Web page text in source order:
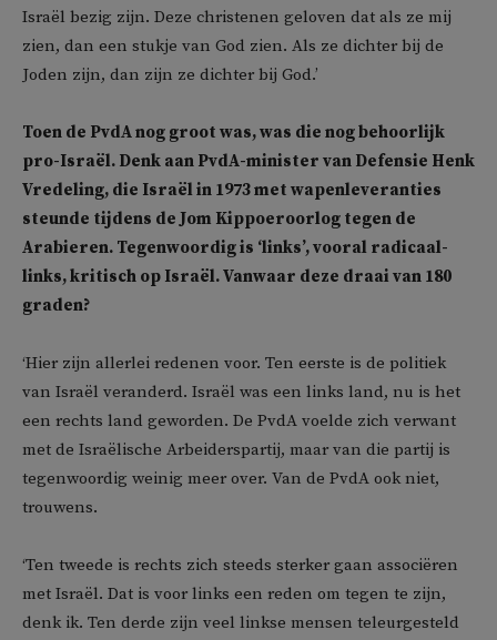
Israël bezig zijn. Deze christenen geloven dat als ze mij
zien, dan een stukje van God zien. Als ze dichter bij de
Joden zijn, dan zijn ze dichter bij God.’
Toen de PvdA nog groot was, was die nog behoorlijk
pro-Israël. Denk aan PvdA-minister van Defensie Henk
Vredeling, die Israël in 1973 met wapenleveranties
steunde tijdens de Jom Kippoeroorlog tegen de
Arabieren. Tegenwoordig is ‘links’, vooral radicaal-
links, kritisch op Israël. Vanwaar deze draai van 180
graden?
‘Hier zijn allerlei redenen voor. Ten eerste is de politiek
van Israël veranderd. Israël was een links land, nu is het
een rechts land geworden. De PvdA voelde zich verwant
met de Israëlische Arbeiderspartij, maar van die partij is
tegenwoordig weinig meer over. Van de PvdA ook niet,
trouwens.
‘Ten tweede is rechts zich steeds sterker gaan associëren
met Israël. Dat is voor links een reden om tegen te zijn,
denk ik. Ten derde zijn veel linkse mensen teleurgesteld